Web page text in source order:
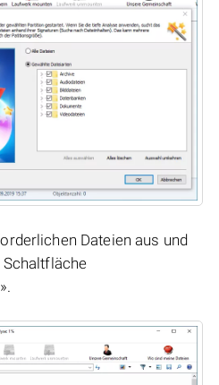
Dateien aus und